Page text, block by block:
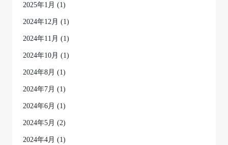
2025年1月 (1)
2024年12月 (1)
2024年11月 (1)
2024年10月 (1)
2024年8月 (1)
2024年7月 (1)
2024年6月 (1)
2024年5月 (2)
2024年4月 (1)